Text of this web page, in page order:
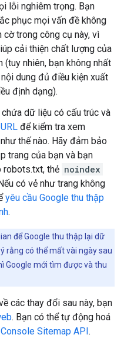
lỗi nghiêm trọng. Bạn
phục mọi vấn đề không
trong công cụ này, vì
cải thiện chất lượng của
nhiên, bạn không nhất
dung đủ điều kiện xuất
định dạng).
dữ liệu có cấu trúc và
để kiểm tra xem
thế nào. Hãy đảm bảo
trang của bạn và bạn
robots.txt, thẻ noindex
có vẻ như trang không
yêu cầu Google thu thập
.
để Google thu thập lại dữ
rằng có thể mất vài ngày sau
Google mới tìm được và thu
các thay đổi sau này, bạn
. Bạn có thể tự động hoá
Sitemap API.